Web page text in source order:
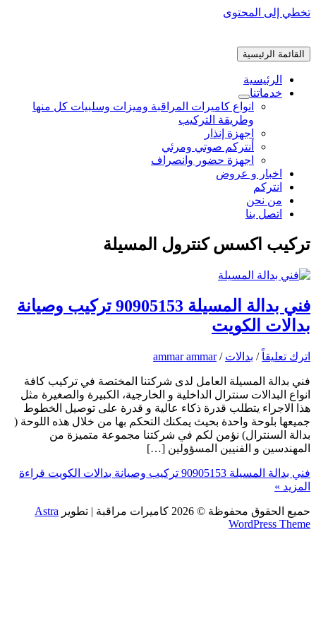
تخطي إلى المحتوى
القائمة الرئيسية
الرئيسية
خدماتنا
انواع كاميرات المراقبة وميزات وسلبيات كل منها
وطريقة التركيب
اجهزة إنذار
أنتركم صوتي ومرئي
اجهزة حضور وانصراف
اخبار و عروض
انتركم
من نحن
اتصل بنا
تركيب اكسس كنترول المسيلة
فني بدالة المسيلة 90905153 تركيب وصيانة
بدالات الكويت
اترك تعليقاً / بدالات /
ammar ammar
فني بدالة المسيلة العامل لدى شركتنا المختصة في تركيب كافة
انواع البدالات سنترال الداخلية و الخارجية، الكبيرة والصغيرة مثل
هذا الاجراء يتطلب قدرة ذكاء عالية و قدرة على توصيل الخطوط
جميعها بلوحة واحدة بحيث يمكنك التحكم بها من خلال هذه اللوحة (
بدالة السنترال) نؤمن لكم في شركتنا مجموعة متميزة من
المهندسين و الفنيين المسؤولين […]
فني بدالة المسيلة 90905153 تركيب وصيانة بدالات الكويت
قراءة
المزيد »
حميع الحقوق محفوظة © 2026 كاميرات مراقبة | تطوير Astra
WordPress Theme